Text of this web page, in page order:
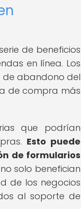
de beneficios
en línea. Los
de abandono del
de compra más
que podrían
Esto puede
de formularios
solo benefician
de los negocios
al soporte de